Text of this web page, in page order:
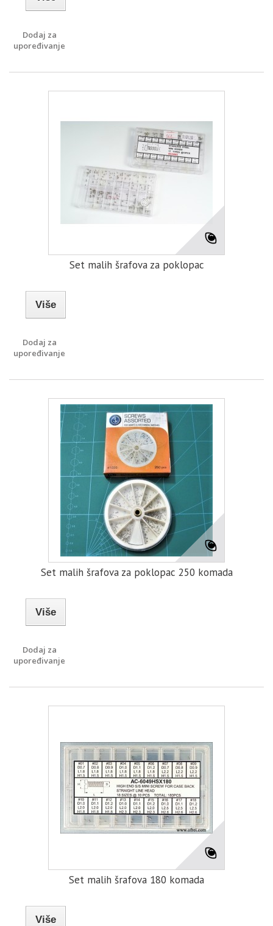
Dodaj za
upoređivanje
Set malih šrafova za poklopac
Više
Dodaj za
upoređivanje
Set malih šrafova za poklopac 250 komada
Više
Dodaj za
upoređivanje
Set malih šrafova 180 komada
Više